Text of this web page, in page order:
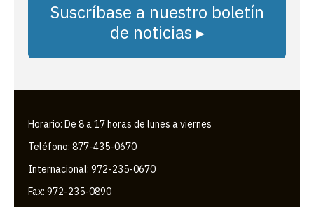
Suscríbase a nuestro boletín
de noticias ▸
Horario: De 8 a 17 horas de lunes a viernes
Teléfono: 877-435-0670
Internacional: 972-235-0670
Fax: 972-235-0890